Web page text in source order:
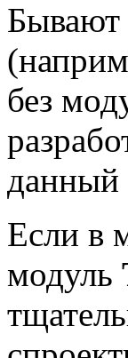
Бывают
без
данный
Если в
модуль